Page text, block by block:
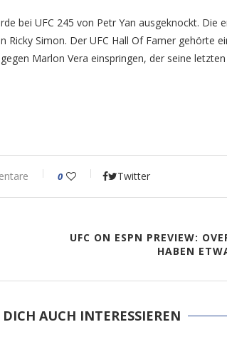
bei UFC 245 von Petr Yan ausgeknockt. Die
Simon. Der UFC Hall Of Famer gehörte
Marlon Vera einspringen, der seine
0 Twitter
UFC ON ESPN PREVIEW:
HABEN
AUCH INTERESSIEREN